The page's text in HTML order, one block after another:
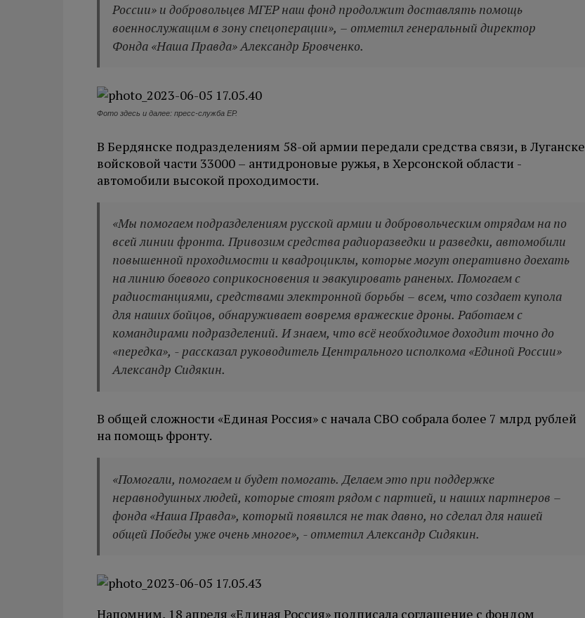
России» и добровольцев МГЕР наш фонд продолжит доставлять помощь
военнослужащим в зону спецоперации», – отметил генеральный директор
Фонда «Наша Правда» Александр Бровченко.
Фото здесь и далее: пресс-служба ЕР.
В Бердянске подразделениям 58-ой армии передали средства связи, в Луганске
войсковой части 33000 – антидроновые ружья, в Херсонской области -
автомобили высокой проходимости.
«Мы помогаем подразделениям русской армии и добровольческим отрядам на по
всей линии фронта. Привозим средства радиоразведки и разведки, автомобили
повышенной проходимости и квадроциклы, которые могут оперативно доехать
на линию боевого соприкосновения и эвакуировать раненых. Помогаем с
радиостанциями, средствами электронной борьбы – всем, что создает купола
для наших бойцов, обнаруживает вовремя вражеские дроны. Работаем с
командирами подразделений. И знаем, что всё необходимое доходит точно до
«передка», - рассказал руководитель Центрального исполкома «Единой России»
Александр Сидякин.
В общей сложности «Единая Россия» с начала СВО собрала более 7 млрд рублей
на помощь фронту.
«Помогали, помогаем и будет помогать. Делаем это при поддержке
неравнодушных людей, которые стоят рядом с партией, и наших партнеров –
фонда «Наша Правда», который появился не так давно, но сделал для нашей
общей Победы уже очень многое», - отметил Александр Сидякин.
Напомним, 18 апреля «Единая Россия» подписала соглашение с фондом